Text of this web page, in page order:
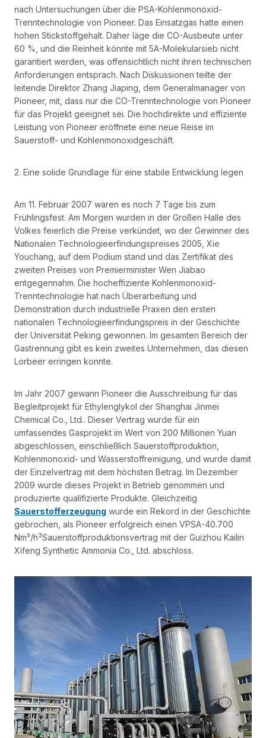
nach Untersuchungen über die PSA-Kohlenmonoxid-
Trenntechnologie von Pioneer. Das Einsatzgas hatte einen
hohen Stickstoffgehalt. Daher läge die CO-Ausbeute unter
60 %, und die Reinheit könnte mit 5A-Molekularsieb nicht
garantiert werden, was offensichtlich nicht ihren technischen
Anforderungen entsprach. Nach Diskussionen teilte der
leitende Direktor Zhang Jiaping, dem Generalmanager von
Pioneer, mit, dass nur die CO-Trenntechnologie von Pioneer
für das Projekt geeignet sei. Die hochdirekte und effiziente
Leistung von Pioneer eröffnete eine neue Reise im
Sauerstoff- und Kohlenmonoxidgeschäft.
2. Eine solide Grundlage für eine stabile Entwicklung legen
Am 11. Februar 2007 waren es noch 7 Tage bis zum
Frühlingsfest. Am Morgen wurden in der Großen Halle des
Volkes feierlich die Preise verkündet, wo der Gewinner des
Nationalen Technologieerfindungspreises 2005, Xie
Youchang, auf dem Podium stand und das Zertifikat des
zweiten Preises von Premierminister Wen Jiabao
entgegennahm. Die hocheffiziente Kohlenmonoxid-
Trenntechnologie hat nach Überarbeitung und
Demonstration durch industrielle Praxen den ersten
nationalen Technologieerfindungspreis in der Geschichte
der Universität Peking gewonnen. Im gesamten Bereich der
Gastrennung gibt es kein zweites Unternehmen, das diesen
Lorbeer erringen konnte.
Im Jahr 2007 gewann Pioneer die Ausschreibung für das
Begleitprojekt für Ethylenglykol der Shanghai Jinmei
Chemical Co., Ltd.. Dieser Vertrag wurde für ein
umfassendes Gasprojekt im Wert von 200 Millionen Yuan
abgeschlossen, einschließlich Sauerstoffproduktion,
Kohlenmonoxid- und Wasserstoffreinigung, und wurde damit
der Einzelvertrag mit dem höchsten Betrag. Im Dezember
2009 wurde dieses Projekt in Betrieb genommen und
produzierte qualifizierte Produkte. Gleichzeitig
Sauerstofferzeugung wurde ein Rekord in der Geschichte
gebrochen, als Pioneer erfolgreich einen VPSA-40.700
Nm³/h3Sauerstoffproduktionsvertrag mit der Guizhou Kailin
Xifeng Synthetic Ammonia Co., Ltd. abschloss.